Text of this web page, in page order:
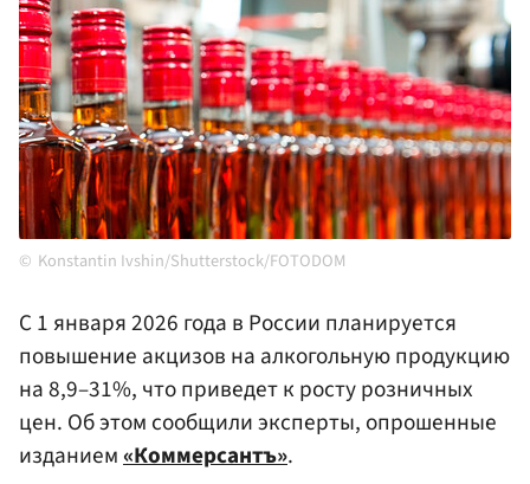
Konstantin Ivshin/Shutterstock/FOTODOM
С 1 января 2026 года в России планируется
повышение акцизов на алкогольную продукцию
на 8,9–31%, что приведет к росту розничных
цен. Об этом сообщили эксперты, опрошенные
изданием«Коммерсантъ».